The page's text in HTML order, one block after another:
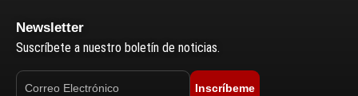
Newsletter
Suscríbete a nuestro boletín de noticias.
Inscríbeme